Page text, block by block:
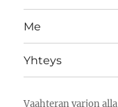
Me
Yhteys
Vaahteran varjon alla